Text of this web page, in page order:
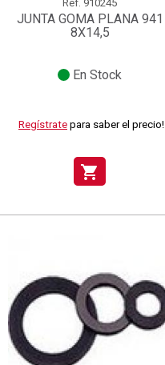
Ref. 910245
JUNTA GOMA PLANA 941
8X14,5
En Stock
Regístrate para saber el precio!
shopping_cart